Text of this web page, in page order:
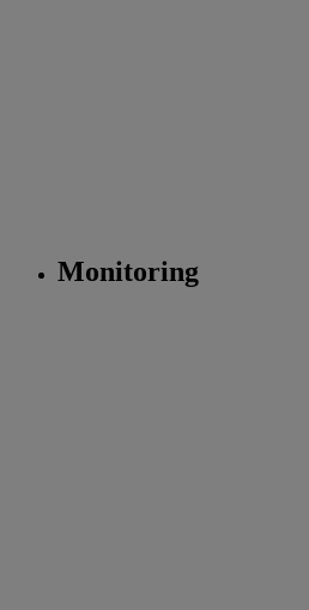
Monitoring